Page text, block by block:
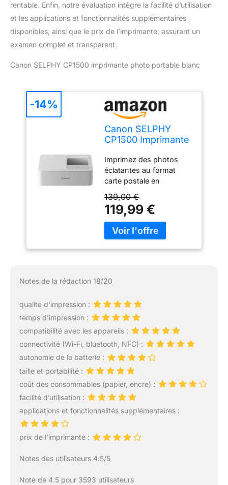
rentable. Enfin, notre évaluation intègre la facilité d’utilisation
et les applications et fonctionnalités supplémentaires
disponibles, ainsi que le prix de l’imprimante, assurant un
examen complet et transparent.
Canon SELPHY CP1500 imprimante photo portable blanc
Canon SELPHY
CP1500 Imprimante
Instantanée
Téléphone 100 Ans
Imprimez des photos
éclatantes au format
carte postale en
résistantes à l'eau, aux
rayures et aux
empreintes digitales et
pouvant durer jusqu'à
domestique avec ses
seulement 182,2 x 57,6 x
133 mm Imprimante
portable dotée d'un
grand écran LCD de 8,9
cm (3,5") pour une
utilisation facile et d'un
lecteur de cartes SD,
SDHC et SDXC intégré
pour l'impression directe
Imprimez sans fil depuis
avec l'application
connectez-vous via Wi-
intelligents, ordinateurs
USB-C pour les
139,00 €
119,99 €
-14%
Notes de la rédaction 18/20
qualité d’impression :
temps d’impression :
compatibilité avec les appareils :
connectivité (Wi-Fi, bluetooth, NFC) :
autonomie de la batterie :
taille et portabilité :
coût des consommables (papier, encre) :
facilité d’utilisation :
applications et fonctionnalités supplémentaires :
prix de l’imprimante :
Notes des utilisateurs 4.5/5
Note de 4.5 pour 3593 utilisateurs